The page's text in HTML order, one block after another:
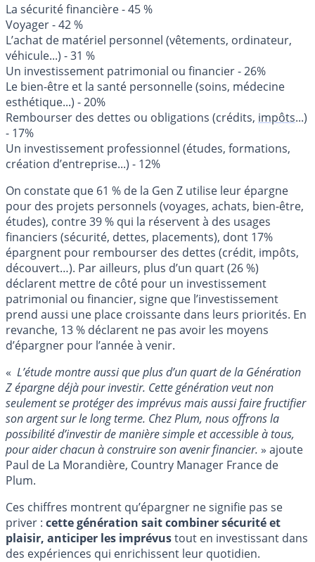
La sécurité financière - 45 %
Voyager - 42 %
L’achat de matériel personnel (vêtements, ordinateur,
véhicule...) - 31 %
Un investissement patrimonial ou financier - 26%
Le bien-être et la santé personnelle (soins, médecine
esthétique...) - 20%
Rembourser des dettes ou obligations (crédits, impôts...)
- 17%
Un investissement professionnel (études, formations,
création d’entreprise...) - 12%
On constate que 61 % de la Gen Z utilise leur épargne
pour des projets personnels (voyages, achats, bien-être,
études), contre 39 % qui la réservent à des usages
financiers (sécurité, dettes, placements), dont 17%
épargnent pour rembourser des dettes (crédit, impôts,
découvert…). Par ailleurs, plus d’un quart (26 %)
déclarent mettre de côté pour un investissement
patrimonial ou financier, signe que l’investissement
prend aussi une place croissante dans leurs priorités. En
revanche, 13 % déclarent ne pas avoir les moyens
d’épargner pour l’année à venir.
« L’étude montre aussi que plus d’un quart de la Génération
Z épargne déjà pour investir. Cette génération veut non
seulement se protéger des imprévus mais aussi faire fructifier
son argent sur le long terme. Chez Plum, nous offrons la
possibilité d’investir de manière simple et accessible à tous,
pour aider chacun à construire son avenir financier. » ajoute
Paul de La Morandière, Country Manager France de
Plum.
Ces chiffres montrent qu’épargner ne signifie pas se
priver : cette génération sait combiner sécurité et
plaisir, anticiper les imprévustout en investissant dans
des expériences qui enrichissent leur quotidien.